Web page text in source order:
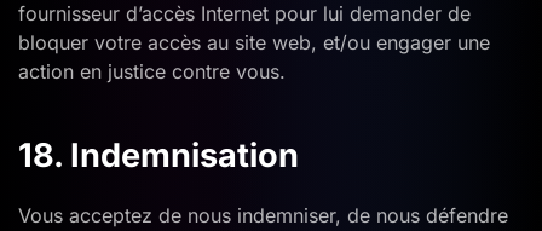
fournisseur d’accès Internet pour lui demander de
bloquer votre accès au site web, et/ou engager une
action en justice contre vous.
18. Indemnisation
Vous acceptez de nous indemniser, de nous défendre